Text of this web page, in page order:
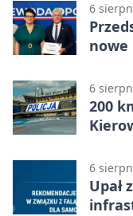
6
nowe
6
200
6
Upał